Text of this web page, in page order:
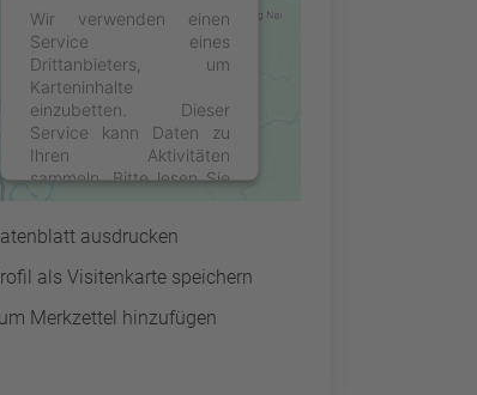
Wir verwenden einen
Service eines
Drittanbieters, um
Karteninhalte
einzubetten. Dieser
Service kann Daten zu
Ihren Aktivitäten
sammeln. Bitte lesen Sie
die Details durch und
des Service zu, um diese
Karte anzuzeigen.
Mehr Informationen
ausdrucken
als Visitenkarte speichern
Merkzettel hinzufügen